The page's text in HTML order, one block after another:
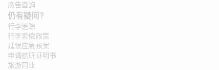
廣告查詢
仍有疑问？
行李追踪
行李索偿政策
延误应急预案
申请航班证明书
旅游同业